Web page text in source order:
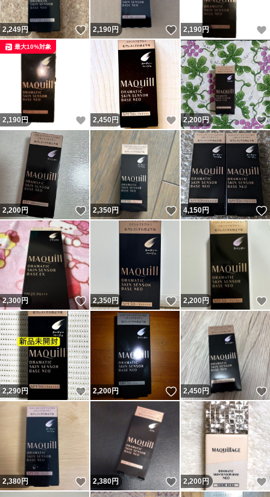
2,249円 いいね！
2,190円 いいね！
2,190 円
2,190円 いいね！
最大10%対象
2,450 円 いいね！
2,200円
2,200円 いいね！
2,350円 いいね！
4,150円
2,300円 いいね！
2,350円 いいね！
2,200円
2,290円 いいね！
2,200円 いいね！
2,450円
2,380円 いいね！
2,380円 いいね！
2,200円